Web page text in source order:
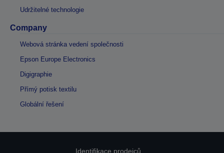
Udržitelné technologie
Company
Webová stránka vedení společnosti
Epson Europe Electronics
Digigraphie
Přímý potisk textilu
Globální řešení
Identifikace prodejců